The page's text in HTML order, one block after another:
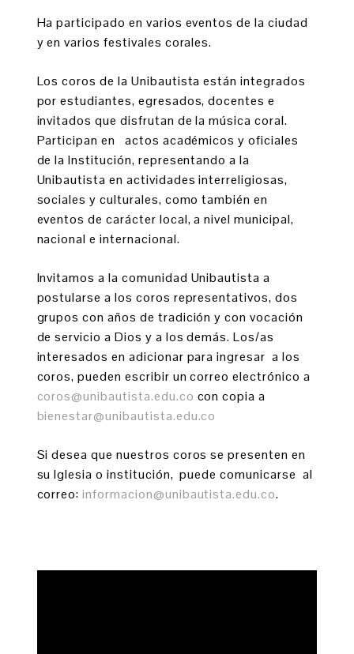
Ha participado en varios eventos de la ciudad
y en varios festivales corales.
Los coros de la Unibautista están integrados
por estudiantes, egresados, docentes e
invitados que disfrutan de la música coral.
Participan en actos académicos y oficiales
de la Institución, representando a la
Unibautista en actividades interreligiosas,
sociales y culturales, como también en
eventos de carácter local, a nivel municipal,
nacional e internacional.
Invitamos a la comunidad Unibautista a
postularse a los coros representativos, dos
grupos con años de tradición y con vocación
de servicio a Dios y a los demás. Los/as
interesados en adicionar para ingresar a los
coros, pueden escribir un correo electrónico a
coros@unibautista.edu.co con copia a
bienestar@unibautista.edu.co
Si desea que nuestros coros se presenten en
su Iglesia o institución, puede comunicarse al
correo:informacion@unibautista.edu.co.